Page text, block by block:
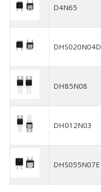
D4N65
DHS020N04D
DH85N08
DH012N03
DHS055N07E